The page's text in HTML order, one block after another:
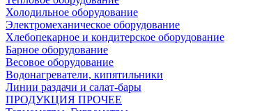
Холодильное оборудование
Электромеханическое оборудование
Хлебопекарное и кондитерское оборудование
Барное оборудование
Весовое оборудование
Водонагреватели, кипятильники
Линии раздачи и салат-бары
ПРОДУКЦИЯ ПРОЧЕЕ